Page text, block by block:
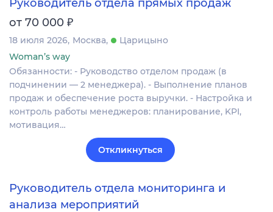
Руководитель отдела прямых продаж
от 70 000 ₽
18 июля 2026 Москва
Царицыно
Woman’s way
Обязанности: - Руководство отделом продаж (в
подчинении — 2 менеджера). - Выполнение планов
продаж и обеспечение роста выручки. - Настройка и
контроль работы менеджеров: планирование, KPI,
мотивация…
Откликнуться
Руководитель отдела мониторинга и
анализа мероприятий